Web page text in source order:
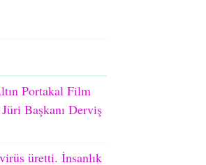
Portakal Film
Başkanı Derviş
üretti. İnsanlık